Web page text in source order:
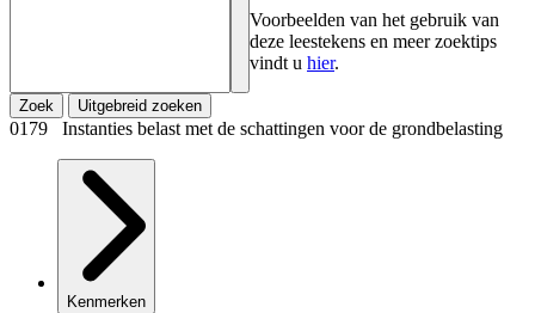
Voorbeelden van het gebruik van
deze leestekens en meer zoektips
vindt u hier.
Zoek Uitgebreid zoeken
0179 Instanties belast met de schattingen voor de grondbelasting
Kenmerken